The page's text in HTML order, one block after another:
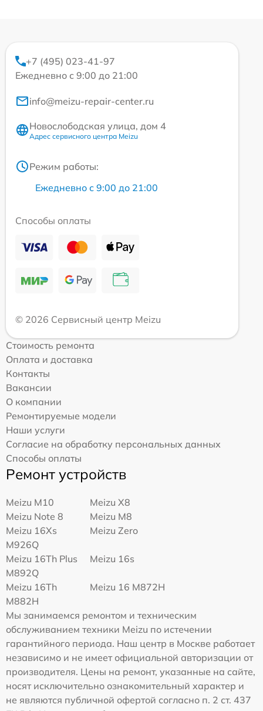
+7 (495) 023-41-97
Ежедневно с 9:00 до 21:00
info@meizu-repair-center.ru
Новослободская улица, дом 4
Адрес сервисного центра Meizu
Режим работы:
Ежедневно с 9:00 до 21:00
Способы оплаты
© 2026 Сервисный центр Meizu
Стоимость ремонта
Оплата и доставка
Контакты
Вакансии
О компании
Ремонтируемые модели
Наши услуги
Согласие на обработку персональных данных
Способы оплаты
Ремонт устройств
Meizu M10
Meizu X8
Meizu Note 8
Meizu M8
Meizu 16Xs
M926Q
Meizu Zero
Meizu 16Th Plus
M892Q
Meizu 16s
Meizu 16Th
M882H
Meizu 16 M872H
Мы занимаемся ремонтом и техническим
обслуживанием техники Meizu по истечении
гарантийного периода. Наш центр в Москве работает
независимо и не имеет официальной авторизации от
производителя. Цены на ремонт, указанные на сайте,
носят исключительно ознакомительный характер и
не являются публичной офертой согласно п. 2 ст. 437